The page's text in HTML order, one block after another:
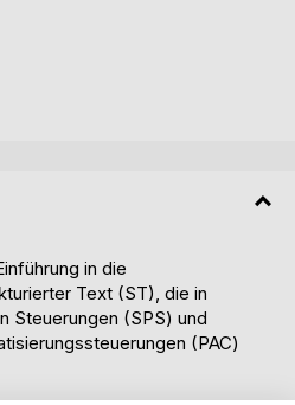
in die
Text (ST), die in
Steuerungen (SPS) und
(PAC)